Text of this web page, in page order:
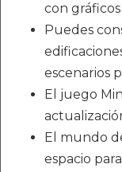
con
Puedes
escenarios
El juego
El mundo
espacio